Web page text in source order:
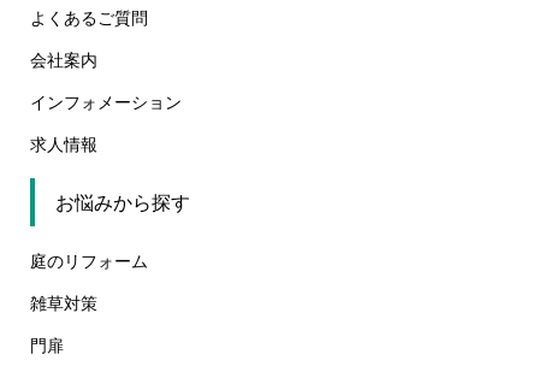
よくあるご質問
会社案内
インフォメーション
求人情報
お悩みから探す
庭のリフォーム
雑草対策
門扉